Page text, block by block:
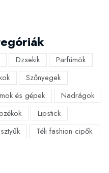
Dzsekik
Parfümök
Szőnyegek
és gépek
Nadrágok
Lipstick
Téli fashion cipők